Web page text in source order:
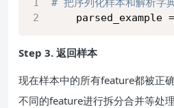
parsed_example
Step 3. 返回样本
现在样本中的所有feature都被正
不同的feature进行拆分合并等处